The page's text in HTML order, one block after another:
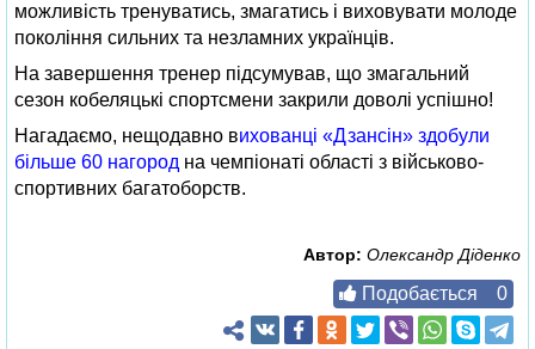
можливість тренуватись, змагатись і виховувати молоде
покоління сильних та незламних українців.
На завершення тренер підсумував, що змагальний
сезон кобеляцькі спортсмени закрили доволі успішно!
Нагадаємо, нещодавно вихованці «Дзансін» здобули
більше 60 нагород на чемпіонаті області з військово-
спортивних багатоборств.
Автор: Олександр Діденко
Подобається 0